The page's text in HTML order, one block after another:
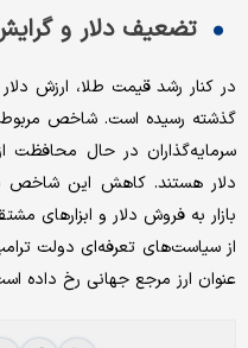
تضعیف دلار و
در کنار رشد قیمت طلا، ارزش
گذشته رسیده است. شاخص مربوط
سرمایه‌گذاران در حال محافظت
دلار هستند. کاهش این شاخص
بازار به فروش دلار و ابزارهای
از سیاست‌های تعرفه‌ای دولت
عنوان ارز مرجع جهانی رخ داده